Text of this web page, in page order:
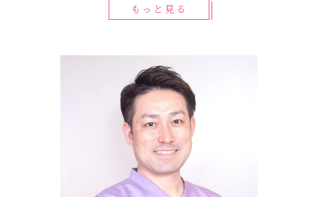
もっと見る